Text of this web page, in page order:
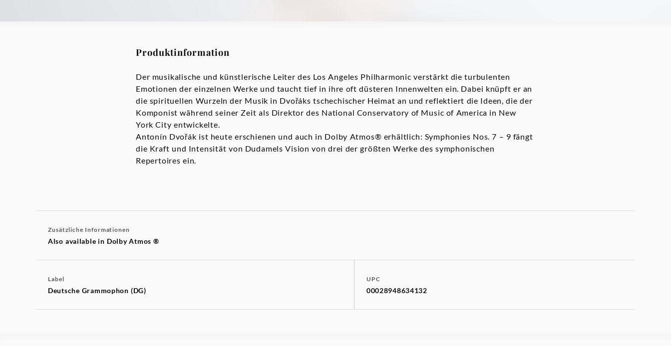
Produktinformation
Der musikalische und künstlerische Leiter des Los Angeles Philharmonic verstärkt die turbulenten
Emotionen der einzelnen Werke und taucht tief in ihre oft düsteren Innenwelten ein. Dabei knüpft er an
die spirituellen Wurzeln der Musik in Dvořáks tschechischer Heimat an und reflektiert die Ideen, die der
Komponist während seiner Zeit als Direktor des National Conservatory of Music of America in New
York City entwickelte.
Antonín Dvořák ist heute erschienen und auch in Dolby Atmos® erhältlich: Symphonies Nos. 7 – 9 fängt
die Kraft und Intensität von Dudamels Vision von drei der größten Werke des symphonischen
Repertoires ein.
Zusätzliche Informationen
Also available in Dolby Atmos ®
Label
Deutsche Grammophon (DG)
UPC
00028948634132